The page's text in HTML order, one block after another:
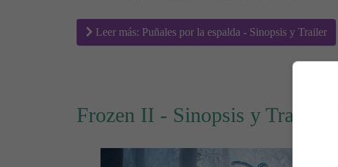
Leer más: Puñales por la espalda - Sinopsis y Trailer
Frozen II - Sinopsis y Trailer